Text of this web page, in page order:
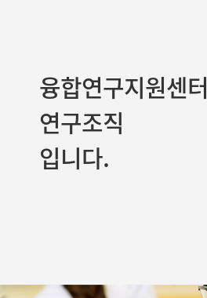
융합연구지원센터
연구조직
입니다.